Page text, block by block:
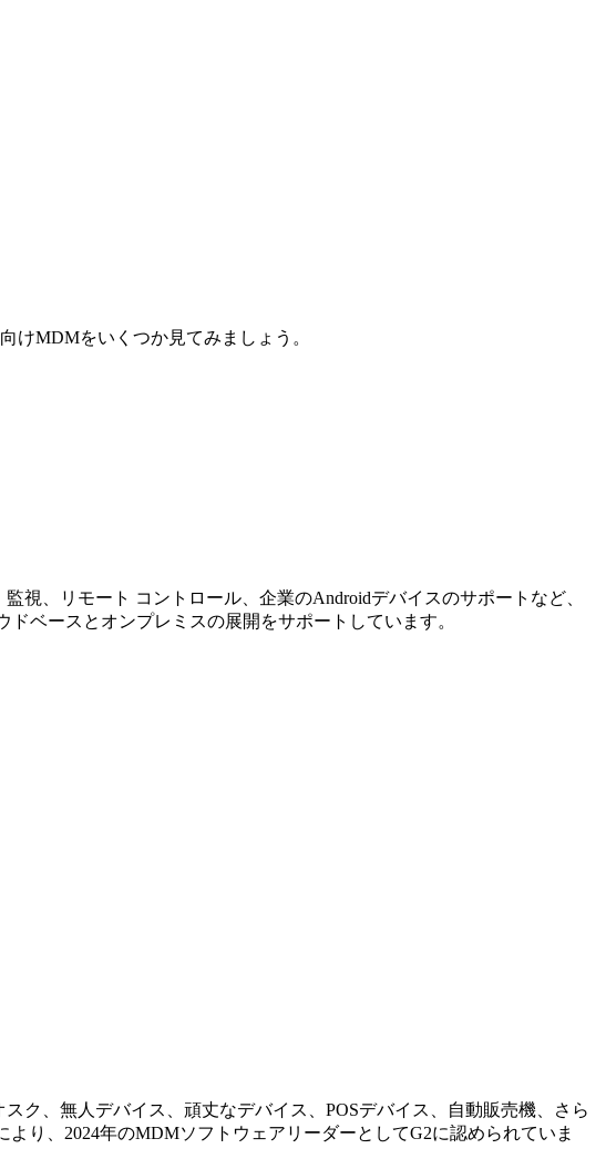
けMDMをいくつか見てみましょう。
視、リモート コントロール、企業のAndroidデバイスのサポートなど、
ベースとオンプレミスの展開をサポートしています。
ク、無人デバイス、頑丈なデバイス、POSデバイス、自動販売機、さら
り、2024年のMDMソフトウェアリーダーとしてG2に認められていま